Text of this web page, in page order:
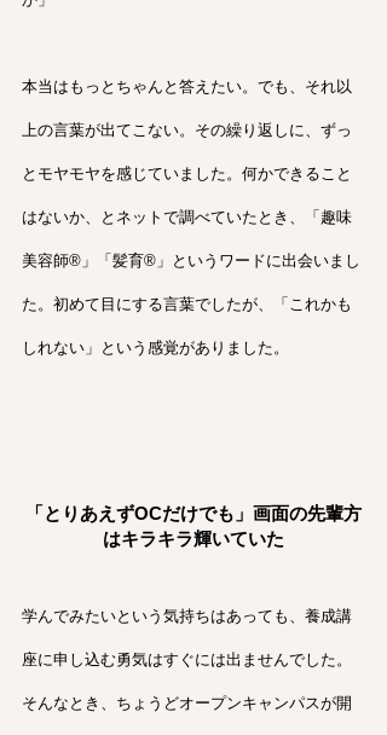
本当はもっとちゃんと答えたい。でも、それ以
上の言葉が出てこない。その繰り返しに、ずっ
とモヤモヤを感じていました。何かできること
はないか、とネットで調べていたとき、「趣味
美容師®︎」「髪育®︎」というワードに出会いまし
た。初めて目にする言葉でしたが、「これかも
しれない」という感覚がありました。
「とりあえずOCだけでも」画面の先輩方
はキラキラ輝いていた
学んでみたいという気持ちはあっても、養成講
座に申し込む勇気はすぐには出ませんでした。
そんなとき、ちょうどオープンキャンパスが開